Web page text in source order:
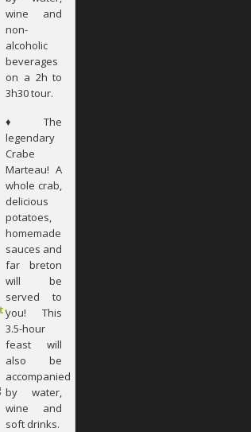
wine and
non-
alcoholic
beverages
on a 2h to
3h30 tour.
♦ The
legendary
Crabe
Marteau! A
whole crab,
delicious
potatoes,
homemade
sauces and
far breton
will be
served to
you! This
3.5-hour
feast will
also be
accompanied
by water,
wine and
soft drinks.